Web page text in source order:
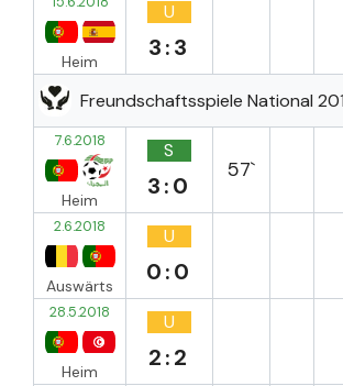
Heim
U
3:3
Freundschaftsspiele National
7.6.2018
Heim
S
3:0
57`
2.6.2018
Auswärts
U
0:0
28.5.2018
Heim
U
2:2